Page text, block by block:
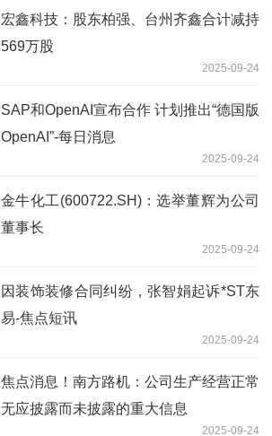
宏鑫科技：股东柏强、台州齐鑫合计减持
569万股
2025-09-24
SAP和OpenAI宣布合作 计划推出“德国版
OpenAI”-每日消息
2025-09-24
金牛化工(600722.SH)：选举董辉为公司
董事长
2025-09-24
因装饰装修合同纠纷，张智娟起诉*ST东
易-焦点短讯
2025-09-24
焦点消息！南方路机：公司生产经营正常
无应披露而未披露的重大信息
2025-09-24